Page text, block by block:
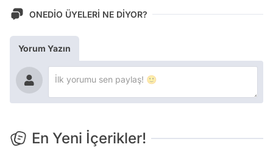
ONEDİO ÜYELERİ NE DİYOR?
Yorum Yazın
En Yeni İçerikler!